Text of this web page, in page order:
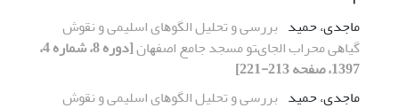
ماجدی، حمید ﺑﺮرﺳﯽ و ﺗﺤﻠﯿﻞ اﻟﮕﻮﻫﺎی اﺳﻠﯿﻤﯽ و ﻧﻘﻮش
ﮔﯿﺎﻫﯽ ﻣﺤﺮاب اﻟﺠﺎیﺘﻮ ﻣﺴﺠﺪ ﺟﺎﻣﻊ اﺻﻔﻬﺎن
[دوره 8، شماره 4،
1397، صفحه 213-221]
ماجدی، حمید ﺑﺮرﺳﯽ و ﺗﺤﻠﯿﻞ اﻟﮕﻮﻫﺎی اﺳﻠﯿﻤﯽ و ﻧﻘﻮش